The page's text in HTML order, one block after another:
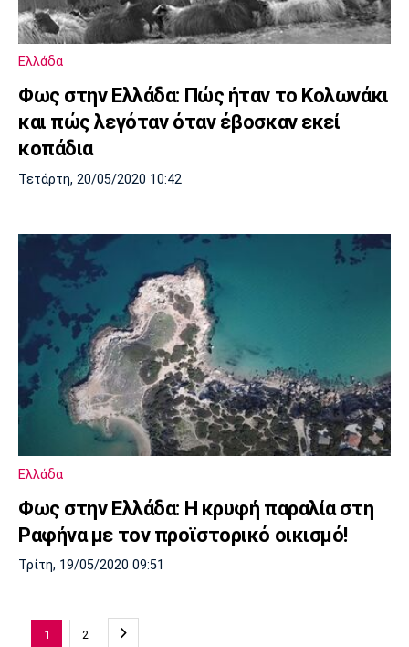
Ελλάδα
Φως στην Ελλάδα: Πώς ήταν το Κολωνάκι
και πώς λεγόταν όταν έβοσκαν εκεί
κοπάδια
Τετάρτη, 20/05/2020 10:42
Ελλάδα
Φως στην Ελλάδα: Η κρυφή παραλία στη
Ραφήνα με τον προϊστορικό οικισμό!
Τρίτη, 19/05/2020 09:51
1 2